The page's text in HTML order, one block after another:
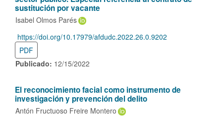
sustitución por vacante
Isabel Olmos Parés
https://doi.org/10.17979/afdudc.2022.26.0.9202
PDF
Publicado: 12/15/2022
El reconocimiento facial como instrumento de
investigación y prevención del delito
Antón Fructuoso Freire Montero